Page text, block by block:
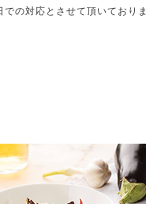
の対応とさせて頂いておりま